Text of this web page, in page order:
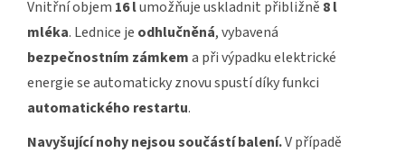
Vnitřní objem 16 lumožňuje uskladnit přibližně 8 l
mléka. Lednice je odhlučněná, vybavená
bezpečnostním zámkema při výpadku elektrické
energie se automaticky znovu spustí díky funkci
automatického restartu.
Navyšující nohy nejsou součástí balení.V případě